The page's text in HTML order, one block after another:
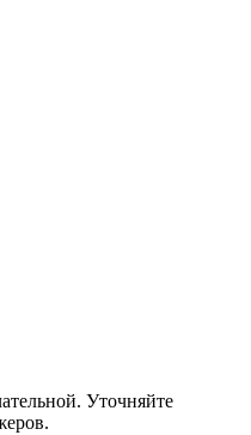
Уточняйте